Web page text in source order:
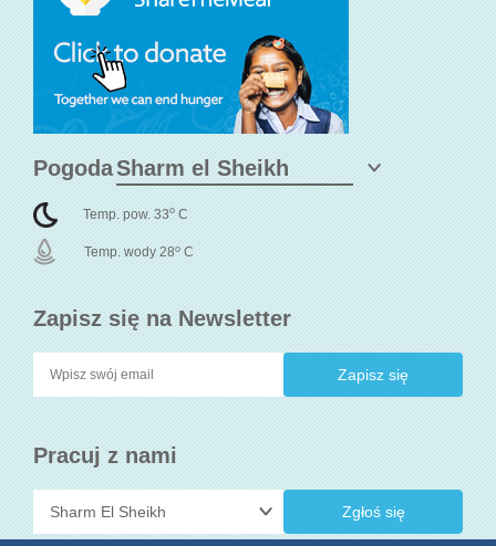
Zapisz się na Newsletter
Pracuj z nami
Zgłoś się
Pogoda
Temp. pow. 33o C
Temp. wody 28o C